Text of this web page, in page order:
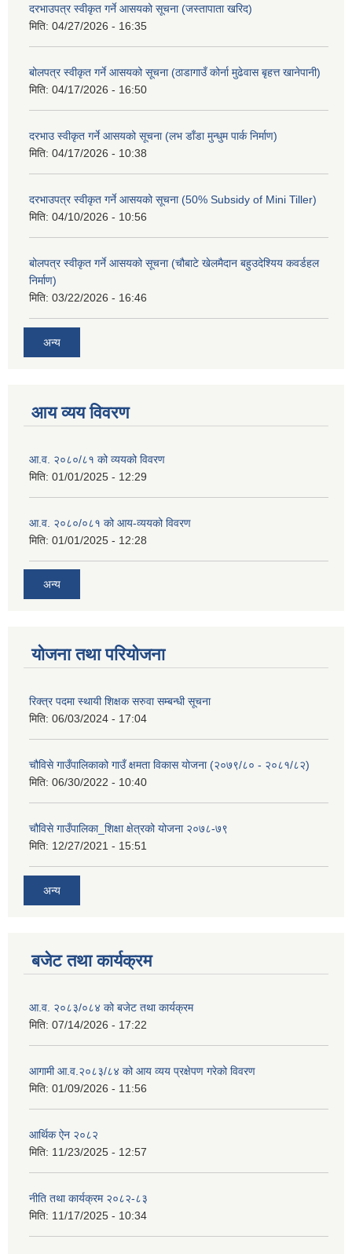
दरभाउपत्र स्वीकृत गर्ने आसयको सूचना (जस्तापाता खरिद)
मिति: 04/27/2026 - 16:35
बोलपत्र स्वीकृत गर्ने आसयको सूचना (ठाडागाउँ कोर्ना मुढेवास बृहत्त खानेपानी)
मिति: 04/17/2026 - 16:50
दरभाउ स्वीकृत गर्ने आसयको सूचना (लभ डाँडा मुन्धुम पार्क निर्माण)
मिति: 04/17/2026 - 10:38
दरभाउपत्र स्वीकृत गर्ने आसयको सूचना (50% Subsidy of Mini Tiller)
मिति: 04/10/2026 - 10:56
बोलपत्र स्वीकृत गर्ने आसयको सूचना (चौबाटे खेलमैदान बहुउदेश्यिय कवर्डहल
निर्माण)
मिति: 03/22/2026 - 16:46
अन्य
आय व्यय विवरण
आ.व. २०८०/८१ को व्ययको विवरण
मिति: 01/01/2025 - 12:29
आ.व. २०८०/०८१ को आय-व्ययको विवरण
मिति: 01/01/2025 - 12:28
अन्य
योजना तथा परियोजना
रिक्त्र पदमा स्थायी शिक्षक सरुवा सम्बन्धी सूचना
मिति: 06/03/2024 - 17:04
चौविसे गाउँपालिकाको गाउँ क्षमता विकास योजना (२०७९/८० - २०८१/८२)
मिति: 06/30/2022 - 10:40
चौविसे गाउँपालिका_शिक्षा क्षेत्रको योजना २०७८-७९
मिति: 12/27/2021 - 15:51
अन्य
बजेट तथा कार्यक्रम
आ.व. २०८३/०८४ को बजेट तथा कार्यक्रम
मिति: 07/14/2026 - 17:22
आगामी आ.व.२०८३/८४ को आय व्यय प्रक्षेपण गरेको विवरण
मिति: 01/09/2026 - 11:56
आर्थिक ऐन २०८२
मिति: 11/23/2025 - 12:57
नीति तथा कार्यक्रम २०८२-८३
मिति: 11/17/2025 - 10:34